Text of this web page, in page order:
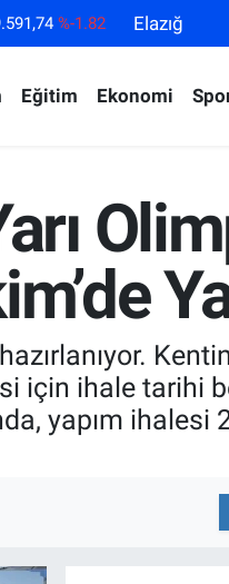
%0.02
%0.18
%-1.82
Elazığ
Eğitim Ekonomi
için ihale tarihi
yapım ihalesi